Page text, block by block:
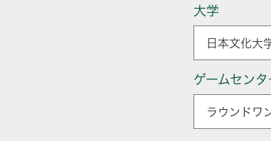
大学
日本文化
ゲームセンタ
ラウンド